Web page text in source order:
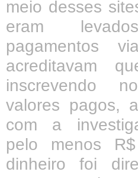
meio desses
eram
pagamentos
acreditavam
inscrevendo
valores pagos,
com a
pelo menos
dinheiro foi